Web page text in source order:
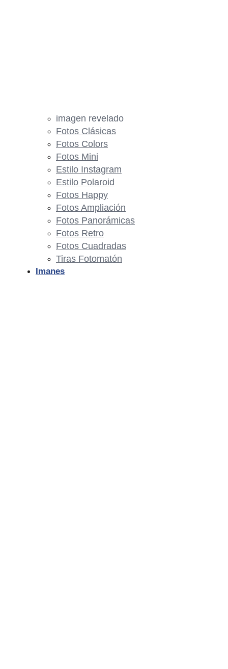
imagen revelado
Fotos Clásicas
Fotos Colors
Fotos Mini
Estilo Instagram
Estilo Polaroid
Fotos Happy
Fotos Ampliación
Fotos Panorámicas
Fotos Retro
Fotos Cuadradas
Tiras Fotomatón
Imanes